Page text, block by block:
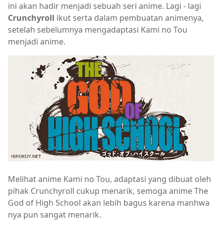
ini akan hadir menjadi sebuah seri anime. Lagi - lagi
Crunchyroll ikut serta dalam pembuatan animenya,
setelah sebelumnya mengadaptasi Kami no Tou
menjadi anime.
Melihat anime Kami no Tou, adaptasi yang dibuat oleh
pihak Crunchyroll cukup menarik, semoga anime The
God of High School akan lebih bagus karena manhwa
nya pun sangat menarik.